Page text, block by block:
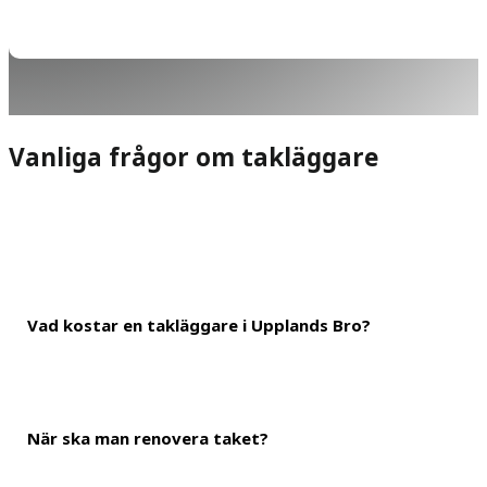
Vanliga frågor om takläggare
Vad kostar en takläggare i Upplands Bro?
Det generella priset för att lägga tak i Upplands Bro ligger på
När ska man renovera taket?